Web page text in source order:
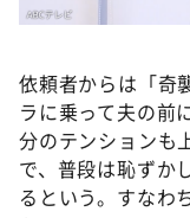
依頼者からは「奇
ラに乗って夫の前
分のテンションも
で、普段は恥ずか
るという。すなわ